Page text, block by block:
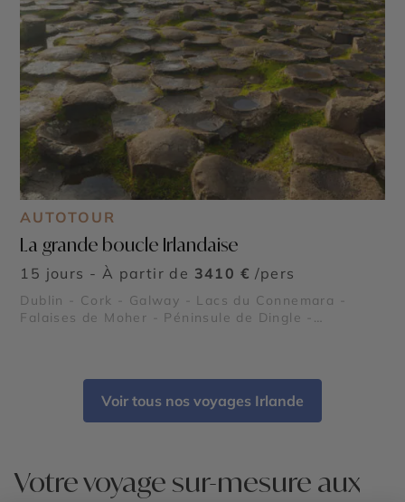
AUTOTOUR
La grande boucle Irlandaise
15 jours - À partir de 3410 € /pers
Dublin - Cork - Galway - Lacs du Connemara -
Falaises de Moher - Péninsule de Dingle -
Voir tous nos voyages Irlande
Votre voyage sur-mesure aux